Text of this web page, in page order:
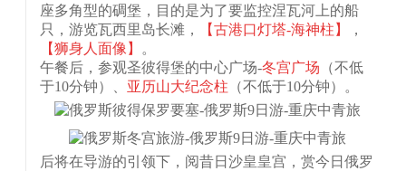
座多角型的碉堡，目的是为了要监控涅瓦河上的船
只，游览瓦西里岛长滩，
【古港口灯塔-海神柱】
，
【狮身人面像】
。
午餐后，参观圣彼得堡的中心广场-冬宫广场 （不低
于10分钟）、 亚历山大纪念柱 （不低于10分钟）。
后将在导游的引领下，阅昔日沙皇皇宫，赏今日俄罗